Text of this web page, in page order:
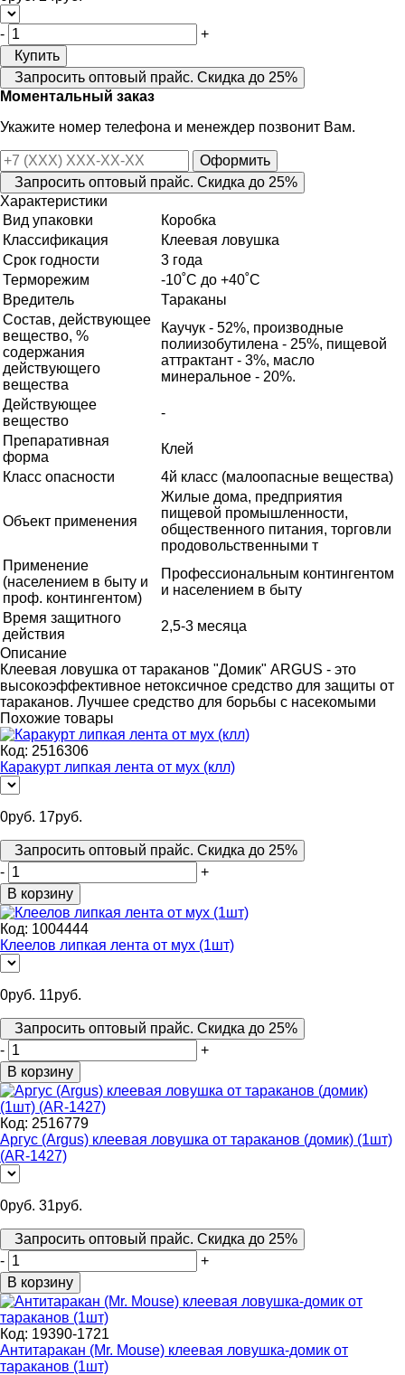
-
+
Купить
Запросить оптовый прайс. Скидка до 25%
Моментальный заказ
Укажите номер телефона и менеждер позвонит Вам.
Оформить
Запросить оптовый прайс. Скидка до 25%
Характеристики
Вид упаковки
Коробка
Классификация
Клеевая ловушка
Срок годности
3 года
Терморежим
-10˚С до +40˚С
Вредитель
Тараканы
Состав, действующее
вещество, %
содержания
действующего
вещества
Каучук - 52%, производные
полиизобутилена - 25%, пищевой
аттрактант - 3%, масло
минеральное - 20%.
Действующее
вещество
-
Препаративная
форма
Клей
Класс опасности
4й класс (малоопасные вещества)
Объект применения
Жилые дома, предприятия
пищевой промышленности,
общественного питания, торговли
продовольственными т
Применение
(населением в быту и
проф. контингентом)
Профессиональным контингентом
и населением в быту
Время защитного
действия
2,5-3 месяца
Описание
Клеевая ловушка от тараканов "Домик" ARGUS - это
высокоэффективное нетоксичное средство для защиты от
тараканов. Лучшее средство для борьбы с насекомыми
Похожие товары
Код: 2516306
Каракурт липкая лента от мух (клл)
0руб. 17руб.
Запросить оптовый прайс. Скидка до 25%
-
+
В корзину
Код: 1004444
Клеелов липкая лента от мух (1шт)
0руб. 11руб.
Запросить оптовый прайс. Скидка до 25%
-
+
В корзину
Код: 2516779
Аргус (Argus) клеевая ловушка от тараканов (домик) (1шт)
(AR-1427)
0руб. 31руб.
Запросить оптовый прайс. Скидка до 25%
-
+
В корзину
Код: 19390-1721
Антитаракан (Mr. Mouse) клеевая ловушка-домик от
тараканов (1шт)